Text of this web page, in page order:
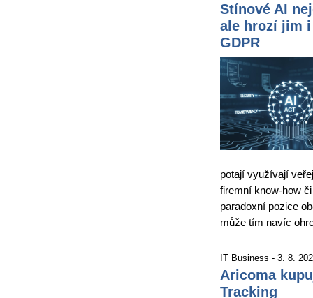
Stínové AI
ale hrozí jim
GDPR
potají využívají
firemní know-how
paradoxní pozice
může tím navíc
IT Business - 3. 8.
Aricoma
Tracking